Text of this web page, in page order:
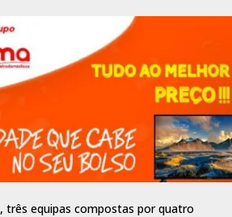
, três equipas compostas por quatro